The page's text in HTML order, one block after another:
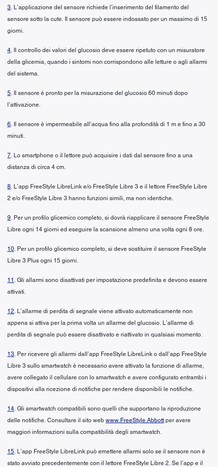
3. L’applicazione del sensore richiede l’inserimento del filamento del
sensore sotto la cute. Il sensore può essere indossato per un massimo di 15
giorni.
4. Il controllo dei valori del glucosio deve essere ripetuto con un misuratore
della glicemia, quando i sintomi non corrispondono alle letture o agli allarmi
del sistema.
5. Il sensore è pronto per la misurazione del glucosio 60 minuti dopo
l’attivazione.
6. Il sensore è impermeabile all’acqua fino alla profondità di 1 m e fino a 30
minuti.
7. Lo smartphone o il lettore può acquisire i dati dal sensore fino a una
distanza di circa 4 cm.
8. L’app FreeStyle LibreLink e/o FreeStyle Libre 3 e il lettore FreeStyle Libre
2 e/o FreeStyle Libre 3 hanno funzioni simili, ma non identiche.
9. Per un profilo glicemico completo, si dovrà riapplicare il sensore FreeStyle
Libre ogni 14 giorni ed eseguire la scansione almeno una volta ogni 8 ore.
10. Per un profilo glicemico completo, si deve sostituire il sensore FreeStyle
Libre 3 Plus ogni 15 giorni.
11 . Gli allarmi sono disattivati per impostazione predefinita e devono essere
attivati.
12. L’allarme di perdita di segnale viene attivato automaticamente non
appena si attiva per la prima volta un allarme del glucosio. L’allarme di
perdita di segnale può essere disattivato e riattivato in qualsiasi momento.
13. Per ricevere gli allarmi dall’app FreeStyle LibreLink o dall’app FreeStyle
Libre 3 sullo smartwatch è necessario avere attivato la funzione di allarme,
avere collegato il cellulare con lo smartwatch e avere configurato entrambi i
dispositivi alla ricezione di notifiche per rendere disponibili le notifiche.
14. Gli smartwatch compatibili sono quelli che supportano la riproduzione
delle notifiche. Consultare il sito web www.FreeStyle.Abbott per avere
maggiori informazioni sulla compatibilità degli smartwatch.
15. L’app FreeStyle LibreLink può emettere allarmi solo se il sensore non è
stato avviato precedentemente con il lettore FreeStyle Libre 2. Se l’app e il